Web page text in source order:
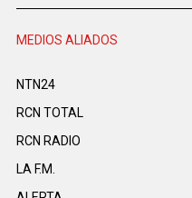
MEDIOS ALIADOS
NTN24
RCN TOTAL
RCN RADIO
LA F.M.